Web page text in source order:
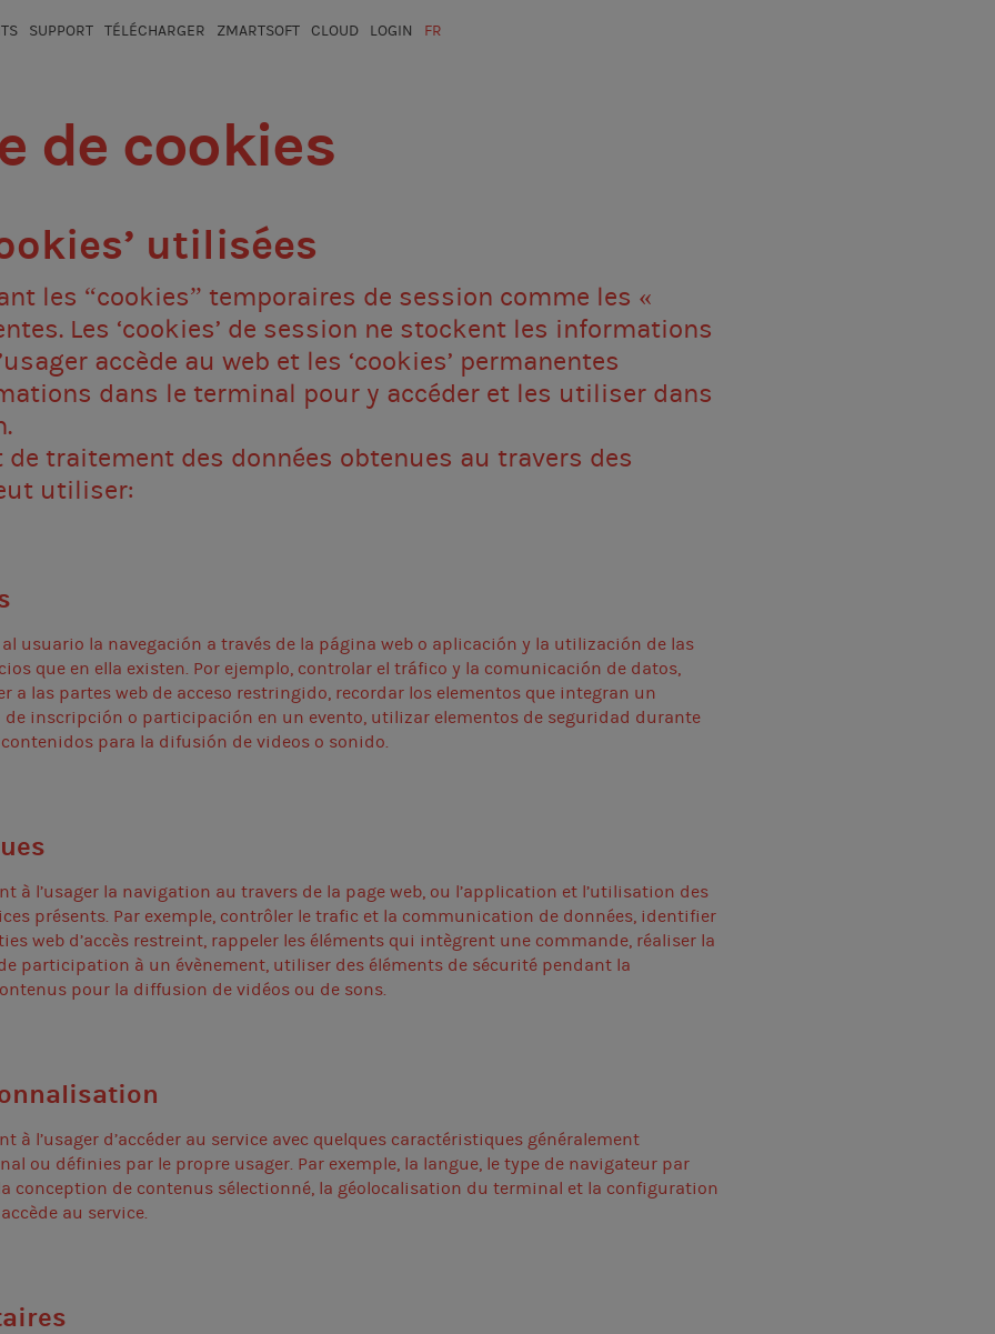
SUPPORT TÉLÉCHARGER ZMARTSOFT CLOUD LOGIN FR
de cookies
utilisées
les “cookies” temporaires de session comme les «
Les ‘cookies’ de session ne stockent les informations
accède au web et les ‘cookies’ permanentes
dans le terminal pour y accéder et les utiliser dans
traitement des données obtenues au travers des
utiliser:
usuario la navegación a través de la página web o aplicación y la utilización de las
que en ella existen. Por ejemplo, controlar el tráfico y la comunicación de datos,
a las partes web de acceso restringido, recordar los elementos que integran un
inscripción o participación en un evento, utilizar elementos de seguridad durante
para la difusión de videos o sonido.
à l’usager la navigation au travers de la page web, ou l’application et l’utilisation des
présents. Par exemple, contrôler le trafic et la communication de données, identifier
web d’accès restreint, rappeler les éléments qui intègrent une commande, réaliser la
participation à un évènement, utiliser des éléments de sécurité pendant la
pour la diffusion de vidéos ou de sons.
à l’usager d’accéder au service avec quelques caractéristiques généralement
ou définies par le propre usager. Par exemple, la langue, le type de navigateur par
conception de contenus sélectionné, la géolocalisation du terminal et la configuration
au service.